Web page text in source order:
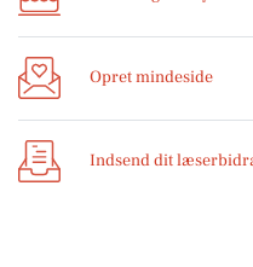
Opret mindeside
Indsend dit